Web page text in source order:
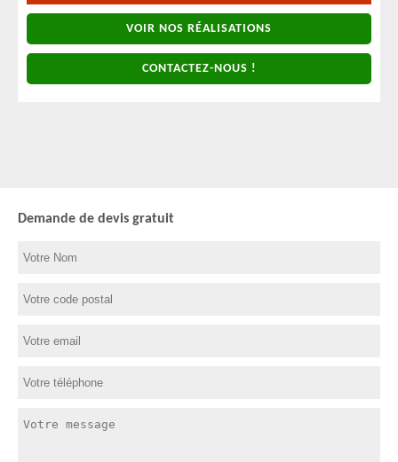
VOIR NOS RÉALISATIONS
CONTACTEZ-NOUS !
Demande de devis gratuit